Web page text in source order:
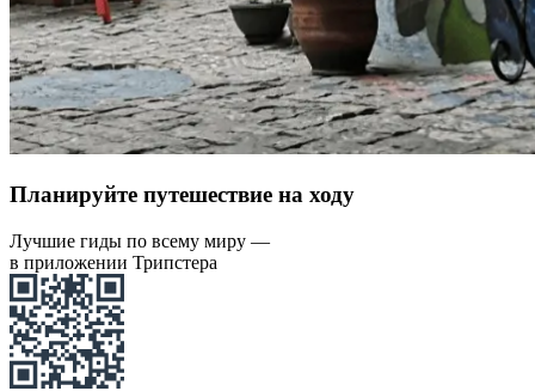
Планируйте путешествие на ходу
Лучшие гиды по всему миру —
в приложении Трипстера